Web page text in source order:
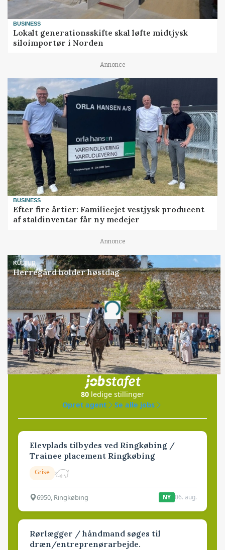
BUSINESS
Lokalt generationsskifte skal løfte midtjysk
siloimportør i Norden
Annonce
BUSINESS
Efter fire årtier: Familieejet vestjysk producent
af staldinventar får ny medejer
Annonce
KULTUR
Herregård holder høstdag
Annonce
Loading...
Jobs
i samarbejde med
80 ledige stillinger
Opret agent
Se alle jobs
Elevplads tilbydes ved Ringkøbing /
Trainee placement Ringkøbing
Grise
6950, Ringkøbing NY 06. aug.
Rørlægger / håndmand søges til
dræn/entreprenørarbejde.